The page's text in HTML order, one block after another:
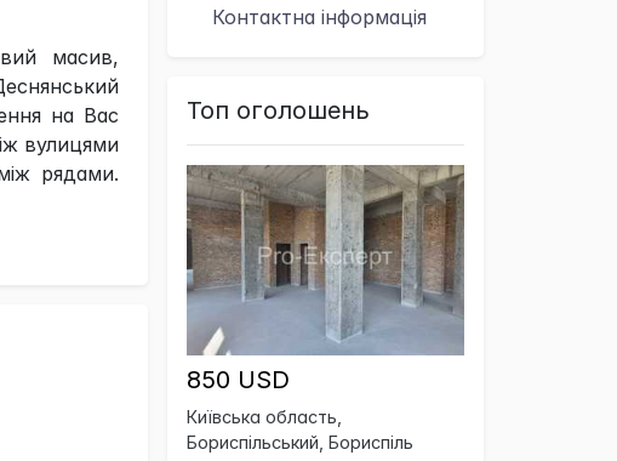
масив,
на Вас
вулицями
рядами.
Контактна інформація
Топ оголошень
850 USD
Київська область,
Бориспільський, Бориспіль